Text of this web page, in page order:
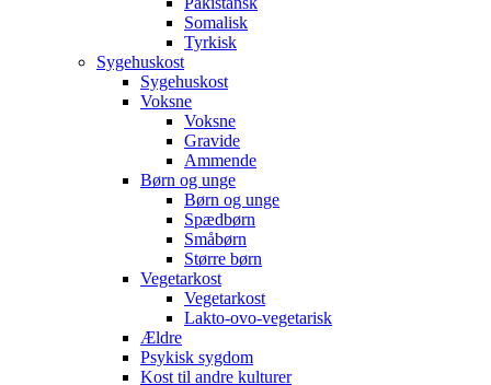
Somalisk
Tyrkisk
Sygehuskost
Sygehuskost
Voksne
Voksne
Gravide
Ammende
Børn og unge
Børn og unge
Spædbørn
Småbørn
Større børn
Vegetarkost
Vegetarkost
Lakto-ovo-vegetarisk
Ældre
Psykisk sygdom
Kost til andre kulturer